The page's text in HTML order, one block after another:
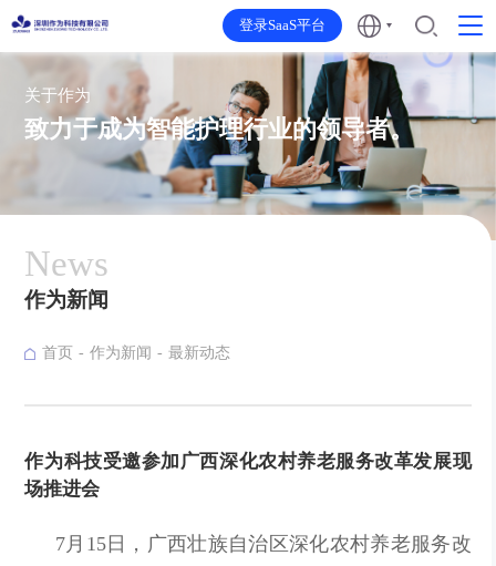
登录SaaS平台
关于作为
致力于成为智能护理行业的领导者。
News
作为新闻
首页 作为新闻 最新动态
作为科技受邀参加广西深化农村养老服务改革发展现
场推进会
7月15日，广西壮族自治区深化农村养老服务改